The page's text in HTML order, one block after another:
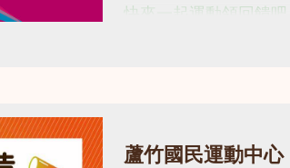
快來一起運動領回饋吧
蘆竹國民運動中心